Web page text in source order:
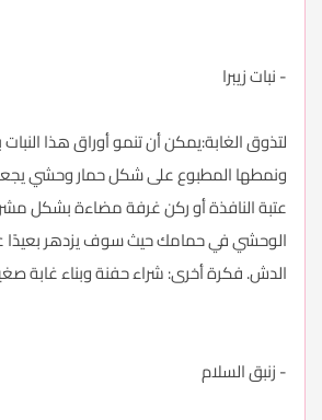
- نبات زيبرا
لتذوق الغابة:يمكن أن تنمو أوراق هذا النبات
ونمطها المطبوع على شكل حمار وحشي
عتبة النافذة أو ركن غرفة مضاءة بشكل
الوحشي في حمامك حيث سوف يزدهر بعيدًا
الدش. فكرة أخرى: شراء حفنة وبناء غابة
- زنبق السلام